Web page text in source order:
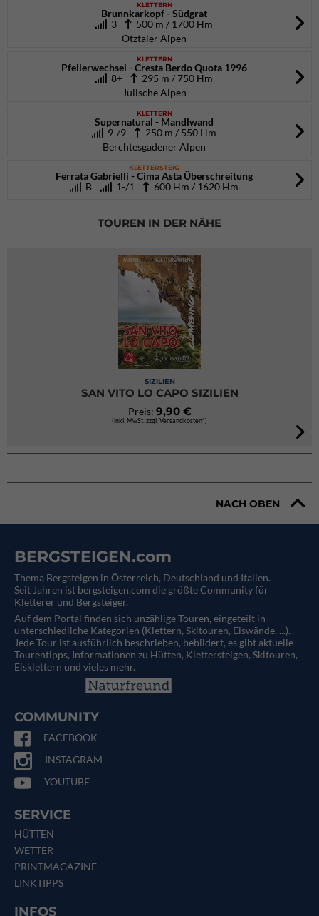
KLETTERN
Brunnkarkopf - Südgrat
3
500 m / 1700 Hm
Ötztaler Alpen
KLETTERN
Pfeilerwechsel - Cresta Berdo Quota 1996
8+
295 m / 750 Hm
Julische Alpen
KLETTERN
Supernatural - Mandlwand
9-/9
250 m / 550 Hm
Berchtesgadener Alpen
KLETTERSTEIG
Ferrata Gabrielli - Cima Asta Überschreitung
B
1-/1 600 Hm / 1620 Hm
TOUREN IN DER NÄHE
SIZILIEN
SAN VITO LO CAPO SIZILIEN
Preis: 9,90 €
(inkl. MwSt. zzgl. Versandkosten*)
NACH OBEN
BERGSTEIGEN.com
Thema Bergsteigen in Österreich, Deutschland und Italien.
Seit Jahren ist bergsteigen.com die größte Community für
Kletterer und Bergsteiger.
Auf dem Portal finden sich unzählige Touren, eingeteilt in
unterschiedliche Kategorien (Klettern, Skitouren, Eiswände, ...).
Jede Tour ist ausführlich beschrieben, bebildert, es gibt aktuelle
Tourentipps, Informationen zu Hütten, Klettersteigen, Skitouren,
Eisklettern und vieles mehr.
COMMUNITY
FACEBOOK
INSTAGRAM
YOUTUBE
SERVICE
HÜTTEN
WETTER
PRINTMAGAZINE
LINKTIPPS
INFOS